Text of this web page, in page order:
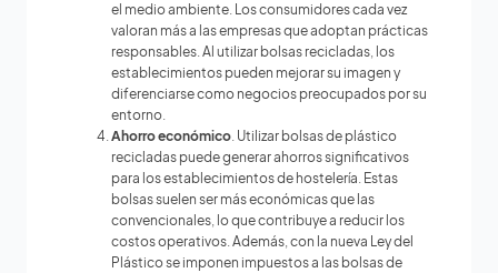
el medio ambiente. Los consumidores cada vez
valoran más a las empresas que adoptan prácticas
responsables. Al utilizar bolsas recicladas, los
establecimientos pueden mejorar su imagen y
diferenciarse como negocios preocupados por su
entorno.
Ahorro económico. Utilizar bolsas de plástico
recicladas puede generar ahorros significativos
para los establecimientos de hostelería. Estas
bolsas suelen ser más económicas que las
convencionales, lo que contribuye a reducir los
costos operativos. Además, con la nueva Ley del
Plástico se imponen impuestos a las bolsas de